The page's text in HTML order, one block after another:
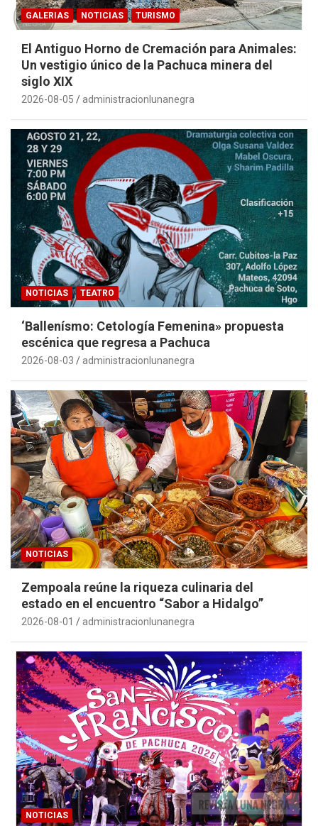
GALERIAS NOTICIAS TURISMO
El Antiguo Horno de Cremación para Animales:
Un vestigio único de la Pachuca minera del
siglo XIX
2026-08-05 administracionlunanegra
NOTICIAS TEATRO
‘Ballenísmo: Cetología Femenina» propuesta
escénica que regresa a Pachuca
2026-08-03 administracionlunanegra
NOTICIAS
Zempoala reúne la riqueza culinaria del
estado en el encuentro “Sabor a Hidalgo”
2026-08-01 administracionlunanegra
NOTICIAS